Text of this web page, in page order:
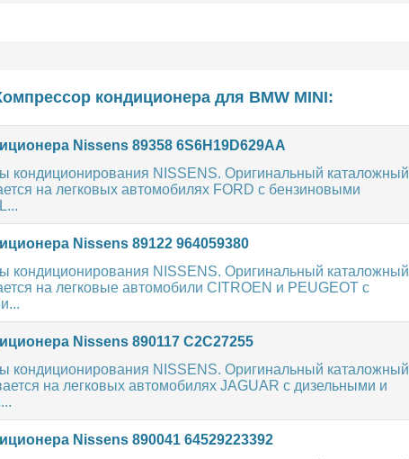
кондиционера для BMW MINI:
Nissens 89358 6S6H19D629AA
кондиционирования NISSENS. Оригинальный каталожный
на легковых автомобилях FORD с бензиновыми
Nissens 89122 964059380
кондиционирования NISSENS. Оригинальный каталожный
на легковые автомобили CITROEN и PEUGEOT с
Nissens 890117 C2C27255
кондиционирования NISSENS. Оригинальный каталожный
на легковых автомобилях JAGUAR с дизельными и
Nissens 890041 64529223392